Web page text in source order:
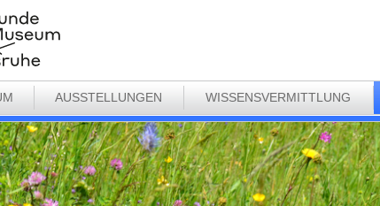
AUSSTELLUNGEN WISSENSVERMITTLUNG